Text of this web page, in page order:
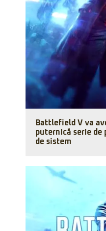
Battlefield V va
puternică serie de
de sistem